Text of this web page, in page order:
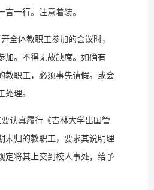
一行。注意着装。
体教职工参加的会议时，
加。不得无故缺席。如确有
教职工，必须事先请假。或会
处理。
真履行《吉林大学出国管
未归的教职工，要求其说明理
定将其上交到校人事处，给予